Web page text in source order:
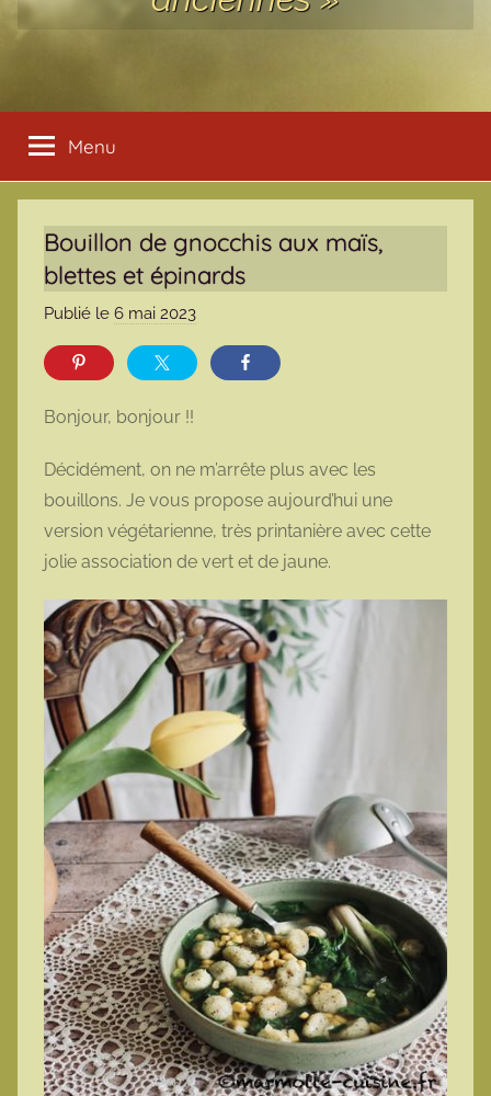
Menu
Bouillon de gnocchis aux maïs,
blettes et épinards
Publié le 6 mai 2023
r
o
t
t
e
Bonjour, bonjour !!
Décidément, on ne m’arrête plus avec les
bouillons. Je vous propose aujourd’hui une
version végétarienne, très printanière avec cette
jolie association de vert et de jaune.